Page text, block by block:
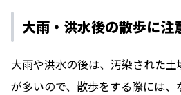
大雨・洪水後の散歩に注
大雨や洪水の後は、汚染された
が多いので、散歩をする際には、